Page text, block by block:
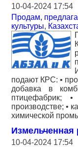
10-04-2024 17:54
Продам,
культуры,
подают КРС: •
добавка в
птицефабрик;
производстве; •
химической
Измельченная
10-04-2024 17:54